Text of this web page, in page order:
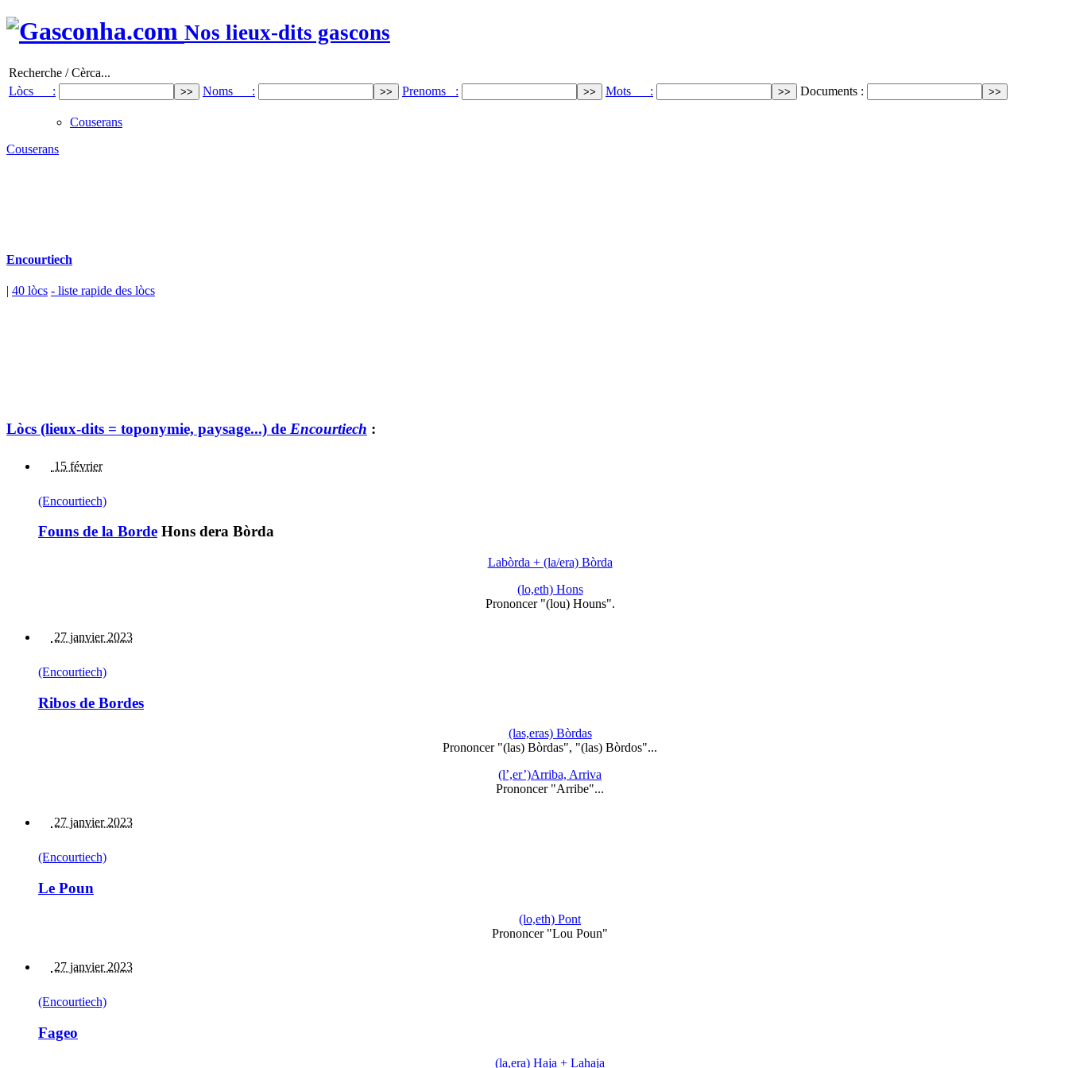
Nos lieux-dits gascons
Recherche / Cèrca...
Lòcs :
Noms : Prenoms : Mots : Documents :
Couserans
Couserans
Encourtiech
| 40 lòcs - liste rapide des lòcs
Lòcs (lieux-dits = toponymie, paysage...) de Encourtiech :
15 février
(Encourtiech)
Founs de la Borde Hons dera Bòrda
Labòrda + (la/era) Bòrda
(lo,eth) Hons
Prononcer "(lou) Houns".
27 janvier 2023
(Encourtiech)
Ribos de Bordes
(las,eras) Bòrdas
Prononcer "(las) Bòrdas", "(las) Bòrdos"...
(l’,er’)Arriba, Arriva
Prononcer "Arribe"...
27 janvier 2023
(Encourtiech)
Le Poun
(lo,eth) Pont
Prononcer "Lou Poun"
27 janvier 2023
(Encourtiech)
Fageo
(la,era) Haja + Lahaja